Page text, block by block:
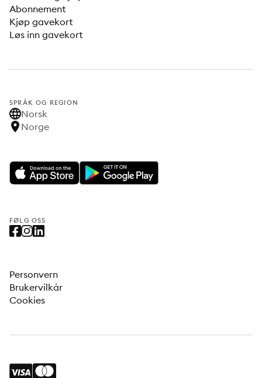
Abonnement
Kjøp gavekort
Løs inn gavekort
SPRÅK OG REGION
Norsk
Norge
FØLG OSS
Personvern
Brukervilkår
Cookies